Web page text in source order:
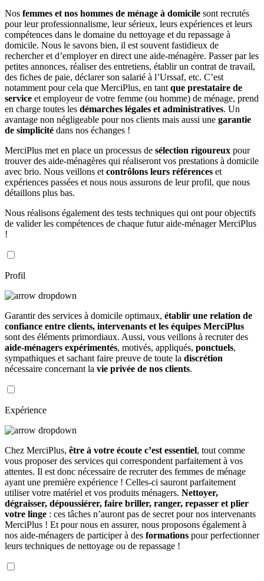
Nos femmes et nos hommes de ménage à domicile sont recrutés
pour leur professionnalisme, leur sérieux, leurs expériences et leurs
compétences dans le domaine du nettoyage et du repassage à
domicile. Nous le savons bien, il est souvent fastidieux de
rechercher et d’employer en direct une aide-ménagère. Passer par les
petites annonces, réaliser des entretiens, établir un contrat de travail,
des fiches de paie, déclarer son salarié à l’Urssaf, etc. C’est
notamment pour cela que MerciPlus, en tant que prestataire de
service et employeur de votre femme (ou homme) de ménage, prend
en charge toutes les démarches légales et administratives. Un
avantage non négligeable pour nos clients mais aussi une garantie
de simplicité dans nos échanges !
MerciPlus met en place un processus de sélection rigoureux pour
trouver des aide-ménagères qui réaliseront vos prestations à domicile
avec brio. Nous veillons et contrôlons leurs références et
expériences passées et nous nous assurons de leur profil, que nous
détaillons plus bas.
Nous réalisons également des tests techniques qui ont pour objectifs
de valider les compétences de chaque futur aide-ménager MerciPlus
!
Profil
Garantir des services à domicile optimaux, établir une relation de
confiance entre clients, intervenants et les équipes MerciPlus
sont des éléments primordiaux. Aussi, vous veillons à recruter des
aide-ménagers expérimentés, motivés, appliqués, ponctuels,
sympathiques et sachant faire preuve de toute la discrétion
nécessaire concernant la vie privée de nos clients.
Expérience
Chez MerciPlus, être à votre écoute c’est essentiel, tout comme
vous proposer des services qui correspondent parfaitement à vos
attentes. Il est donc nécessaire de recruter des femmes de ménage
ayant une première expérience ! Celles-ci sauront parfaitement
utiliser votre matériel et vos produits ménagers. Nettoyer,
dégraisser, dépoussiérer, faire briller, ranger, repasser et plier
votre linge : ces tâches n’auront pas de secret pour nos intervenants
MerciPlus ! Et pour nous en assurer, nous proposons également à
nos aide-ménagers de participer à des formations pour perfectionner
leurs techniques de nettoyage ou de repassage !